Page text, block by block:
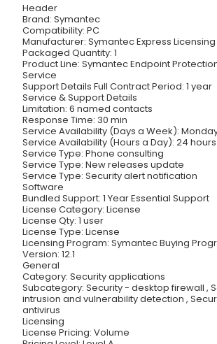
Header
Brand: Symantec
Compatibility: PC
Manufacturer: Symantec Express Licensing
Packaged Quantity: 1
Product Line: Symantec Endpoint
Service
Support Details Full Contract Period: 1 year
Service & Support Details
Limitation: 6 named contacts
Response Time: 30 min
Service Availability (Days a Week):
Service Availability (Hours a Day): 24
Service Type: Phone consulting
Service Type: New releases update
Service Type: Security alert notification
Software
Bundled Support: 1 Year Essential Support
License Category: License
License Qty: 1 user
License Type: License
Licensing Program: Symantec Buying
Version: 12.1
General
Category: Security applications
Subcategory: Security - desktop firewall ,
intrusion and vulnerability detection ,
antivirus
Licensing
License Pricing: Volume